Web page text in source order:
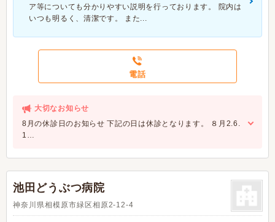
ア等についても分かりやすい説明を行っております。 院内は
いつも明るく、清潔です。 また...
電話
大切なお知らせ
8月の休診日のお知らせ 下記の日は休診となります。 ８月2.6.
1…
池田どうぶつ病院
神奈川県相模原市緑区相原2-12-4